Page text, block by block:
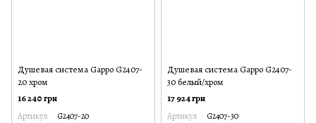
Душевая система Gappo G2407-
20 хром
16 240 грн
Артикул
G2407-20
Душевая система Gappo G2407-
30 белый/хром
17 924 грн
Артикул
G2407-30